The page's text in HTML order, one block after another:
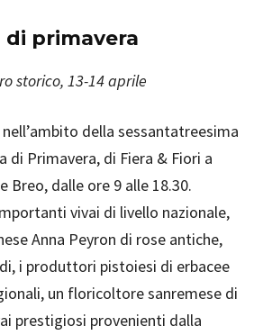
di primavera
storico, 13-14 aprile
della sessantatreesima
di Primavera, di Fiera & Fiori a
Breo, dalle ore 9 alle 18.30.
vivai di livello nazionale,
Anna Peyron di rose antiche,
i produttori pistoiesi di erbacee
un floricoltore sanremese di
prestigiosi provenienti dalla